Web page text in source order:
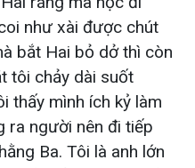
như xài được chút
bắt Hai bỏ dở thì còn
tôi chảy dài suốt
thấy mình ích kỷ làm
ra người nên đi tiếp
Ba. Tôi là anh lớn